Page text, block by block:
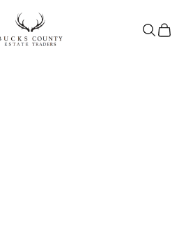
Bucks County Estate Traders
Search
Cart